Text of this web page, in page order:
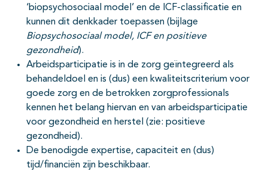
‘biopsychosociaal model’ en de ICF-classificatie en
kunnen dit denkkader toepassen ( bijlage
Biopsychosociaal model, ICF en positieve
gezondheid).
Arbeidsparticipatie is in de zorg geïntegreerd als
behandeldoel en is (dus) een kwaliteitscriterium voor
goede zorg en de betrokken zorgprofessionals
kennen het belang hiervan en van arbeidsparticipatie
voor gezondheid en herstel (zie: positieve
gezondheid).
De benodigde expertise, capaciteit en (dus)
tijd/financiën zijn beschikbaar.